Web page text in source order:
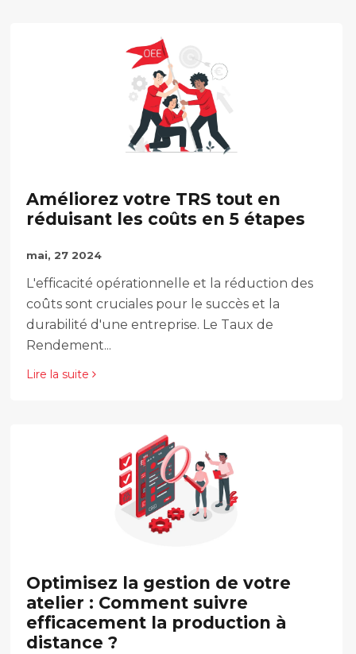
Améliorez votre TRS tout en
réduisant les coûts en 5 étapes
mai, 27 2024
L'efficacité opérationnelle et la réduction des
coûts sont cruciales pour le succès et la
durabilité d'une entreprise. Le Taux de
Rendement...
Lire la suite
Optimisez la gestion de votre
atelier : Comment suivre
efficacement la production à
distance ?